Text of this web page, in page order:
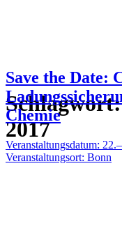
2017
Save the Date:
Chemie
Veranstaltungsdatum:
Veranstaltungsort: Bonn